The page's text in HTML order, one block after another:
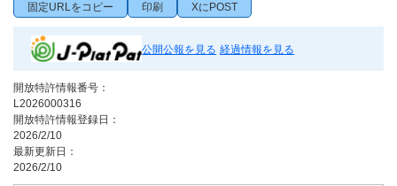
固定URLをコピー 印刷 XにPOST
公開公報を見る 経過情報を見る
開放特許情報番号：
L2026000316
開放特許情報登録日：
2026/2/10
最新更新日：
2026/2/10